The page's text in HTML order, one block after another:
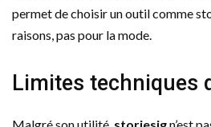
permet de choisir un outil comme
raisons, pas pour la mode.
Limites techniques